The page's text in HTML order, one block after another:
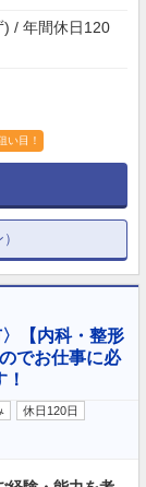
) / 年間休日120
い目！
【内科・整形
でお仕事に必
休日120日